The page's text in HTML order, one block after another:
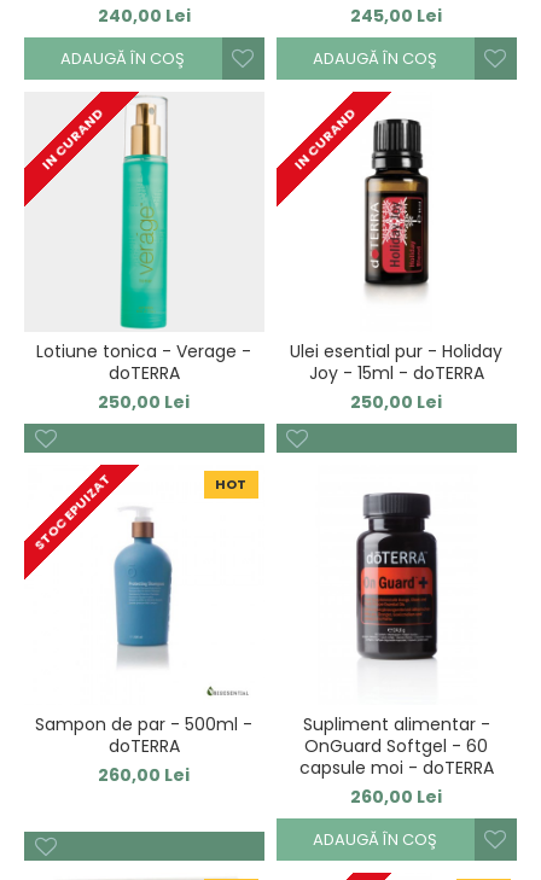
240,00 Lei
ADAUGĂ ÎN COŞ
245,00 Lei
ADAUGĂ ÎN COŞ
IN CURAND
Lotiune tonica - Verage -
doTERRA
250,00 Lei
IN CURAND
Ulei esential pur - Holiday
Joy - 15ml - doTERRA
250,00 Lei
HOT
STOC EPUIZAT
Sampon de par - 500ml -
doTERRA
260,00 Lei
Supliment alimentar -
OnGuard Softgel - 60
capsule moi - doTERRA
260,00 Lei
ADAUGĂ ÎN COŞ